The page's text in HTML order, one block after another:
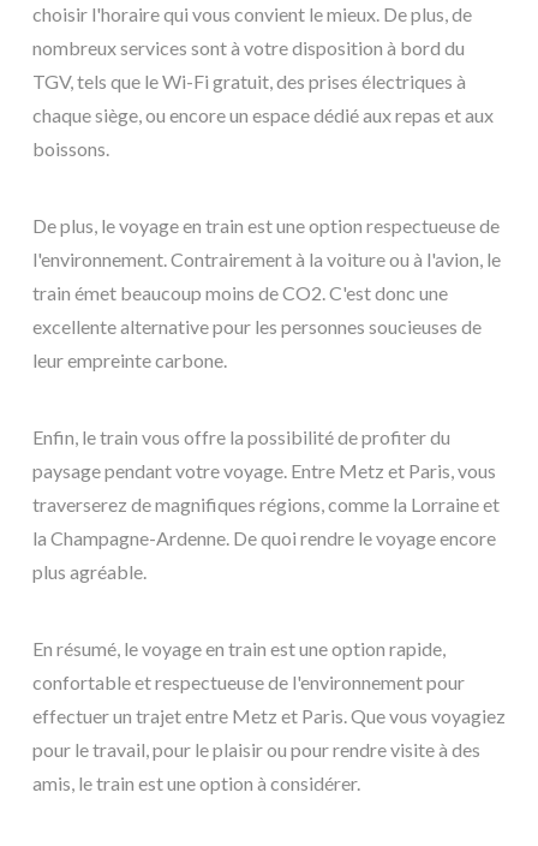
choisir l'horaire qui vous convient le mieux. De plus, de
nombreux services sont à votre disposition à bord du
TGV, tels que le Wi-Fi gratuit, des prises électriques à
chaque siège, ou encore un espace dédié aux repas et aux
boissons.
De plus, le voyage en train est une option respectueuse de
l'environnement. Contrairement à la voiture ou à l'avion, le
train émet beaucoup moins de CO2. C'est donc une
excellente alternative pour les personnes soucieuses de
leur empreinte carbone.
Enfin, le train vous offre la possibilité de profiter du
paysage pendant votre voyage. Entre Metz et Paris, vous
traverserez de magnifiques régions, comme la Lorraine et
la Champagne-Ardenne. De quoi rendre le voyage encore
plus agréable.
En résumé, le voyage en train est une option rapide,
confortable et respectueuse de l'environnement pour
effectuer un trajet entre Metz et Paris. Que vous voyagiez
pour le travail, pour le plaisir ou pour rendre visite à des
amis, le train est une option à considérer.